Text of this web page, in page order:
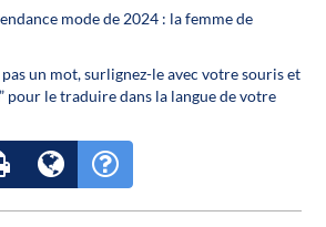
mode de 2024 : la femme de
pas un mot, surlignez-le avec votre souris et
pour le traduire dans la langue de votre